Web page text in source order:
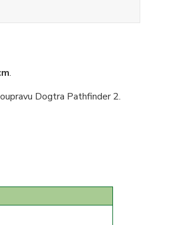
.
Dogtra Pathfinder 2.